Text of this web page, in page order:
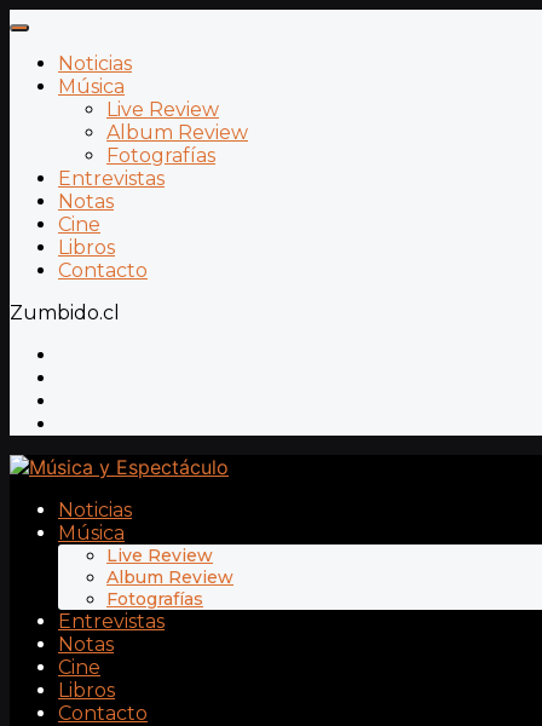
Noticias
Música
Live Review
Album Review
Fotografías
Entrevistas
Notas
Cine
Libros
Contacto
Zumbido.cl
Noticias
Música
Live Review
Album Review
Fotografías
Entrevistas
Notas
Cine
Libros
Contacto